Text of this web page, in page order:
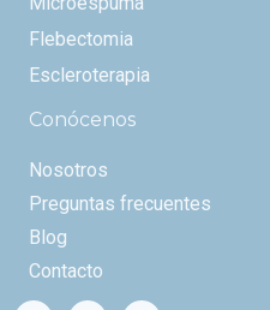
Flebectomia
Escleroterapia
Conócenos
Nosotros
Preguntas frecuentes
Blog
Contacto